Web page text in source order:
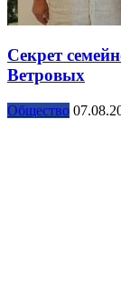
Секрет
Ветровых
Общество